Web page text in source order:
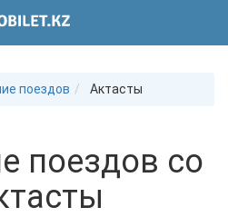
поездов Актасты
поездов со